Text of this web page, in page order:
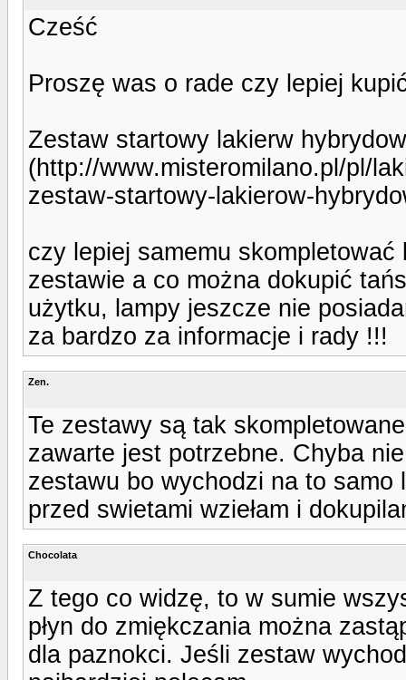
Cześć
Proszę was o rade czy lepiej
Zestaw startowy lakierw
(http://www.misteromilano.pl/pl/
zestaw-startowy-lakierow-
czy lepiej samemu
zestawie a co można dokupić
użytku, lampy jeszcze nie
za bardzo za informacje i rady !!!
Zen.
Te zestawy są tak
zawarte jest potrzebne. Chyba
zestawu bo wychodzi na to samo
przed swietami wziełam i
Chocolata
Z tego co widzę, to w sumie
płyn do zmiękczania można
dla paznokci. Jeśli zestaw